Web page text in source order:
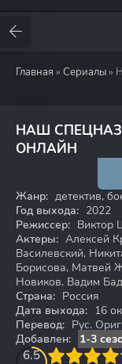
Главная » Сериалы »
НАШ СПЕЦНАЗ
ОНЛАЙН
Жанр: детектив,
Год выхода: 2022
Режиссер: Виктор
Актеры: Алексей
Василевский,
Борисова, Матвей
Новиков, Вадим
Страна: Россия
Дата выхода: 16
Перевод: Рус.
Добавлен:
1-3
6.5
4 5 6 7 8 9